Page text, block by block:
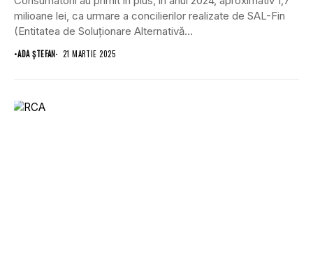
milioane lei, ca urmare a concilierilor realizate de SAL-Fin
(Entitatea de Soluționare Alternativă...
•ADA ȘTEFAN 21 MARTIE 2025